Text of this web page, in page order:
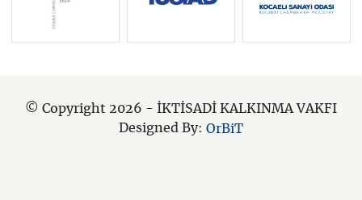
© Copyright 2026 - İKTİSADİ KALKINMA VAKFI
Designed By: OrBiT